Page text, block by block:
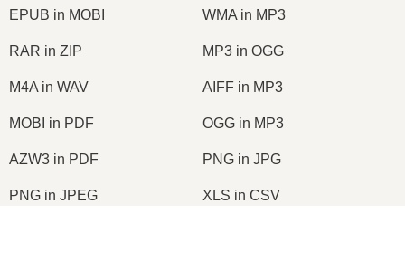
EPUB in MOBI WMA in MP3
RAR in ZIP MP3 in OGG
M4A in WAV AIFF in MP3
MOBI in PDF OGG in MP3
AZW3 in PDF PNG in JPG
PNG in JPEG XLS in CSV